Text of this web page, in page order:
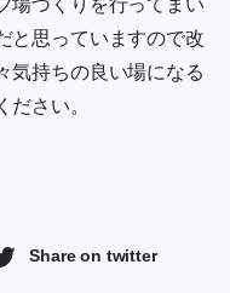
場づくりを行ってまい
と思っていますので改
気持ちの良い場になる
さい。
Share on twitter